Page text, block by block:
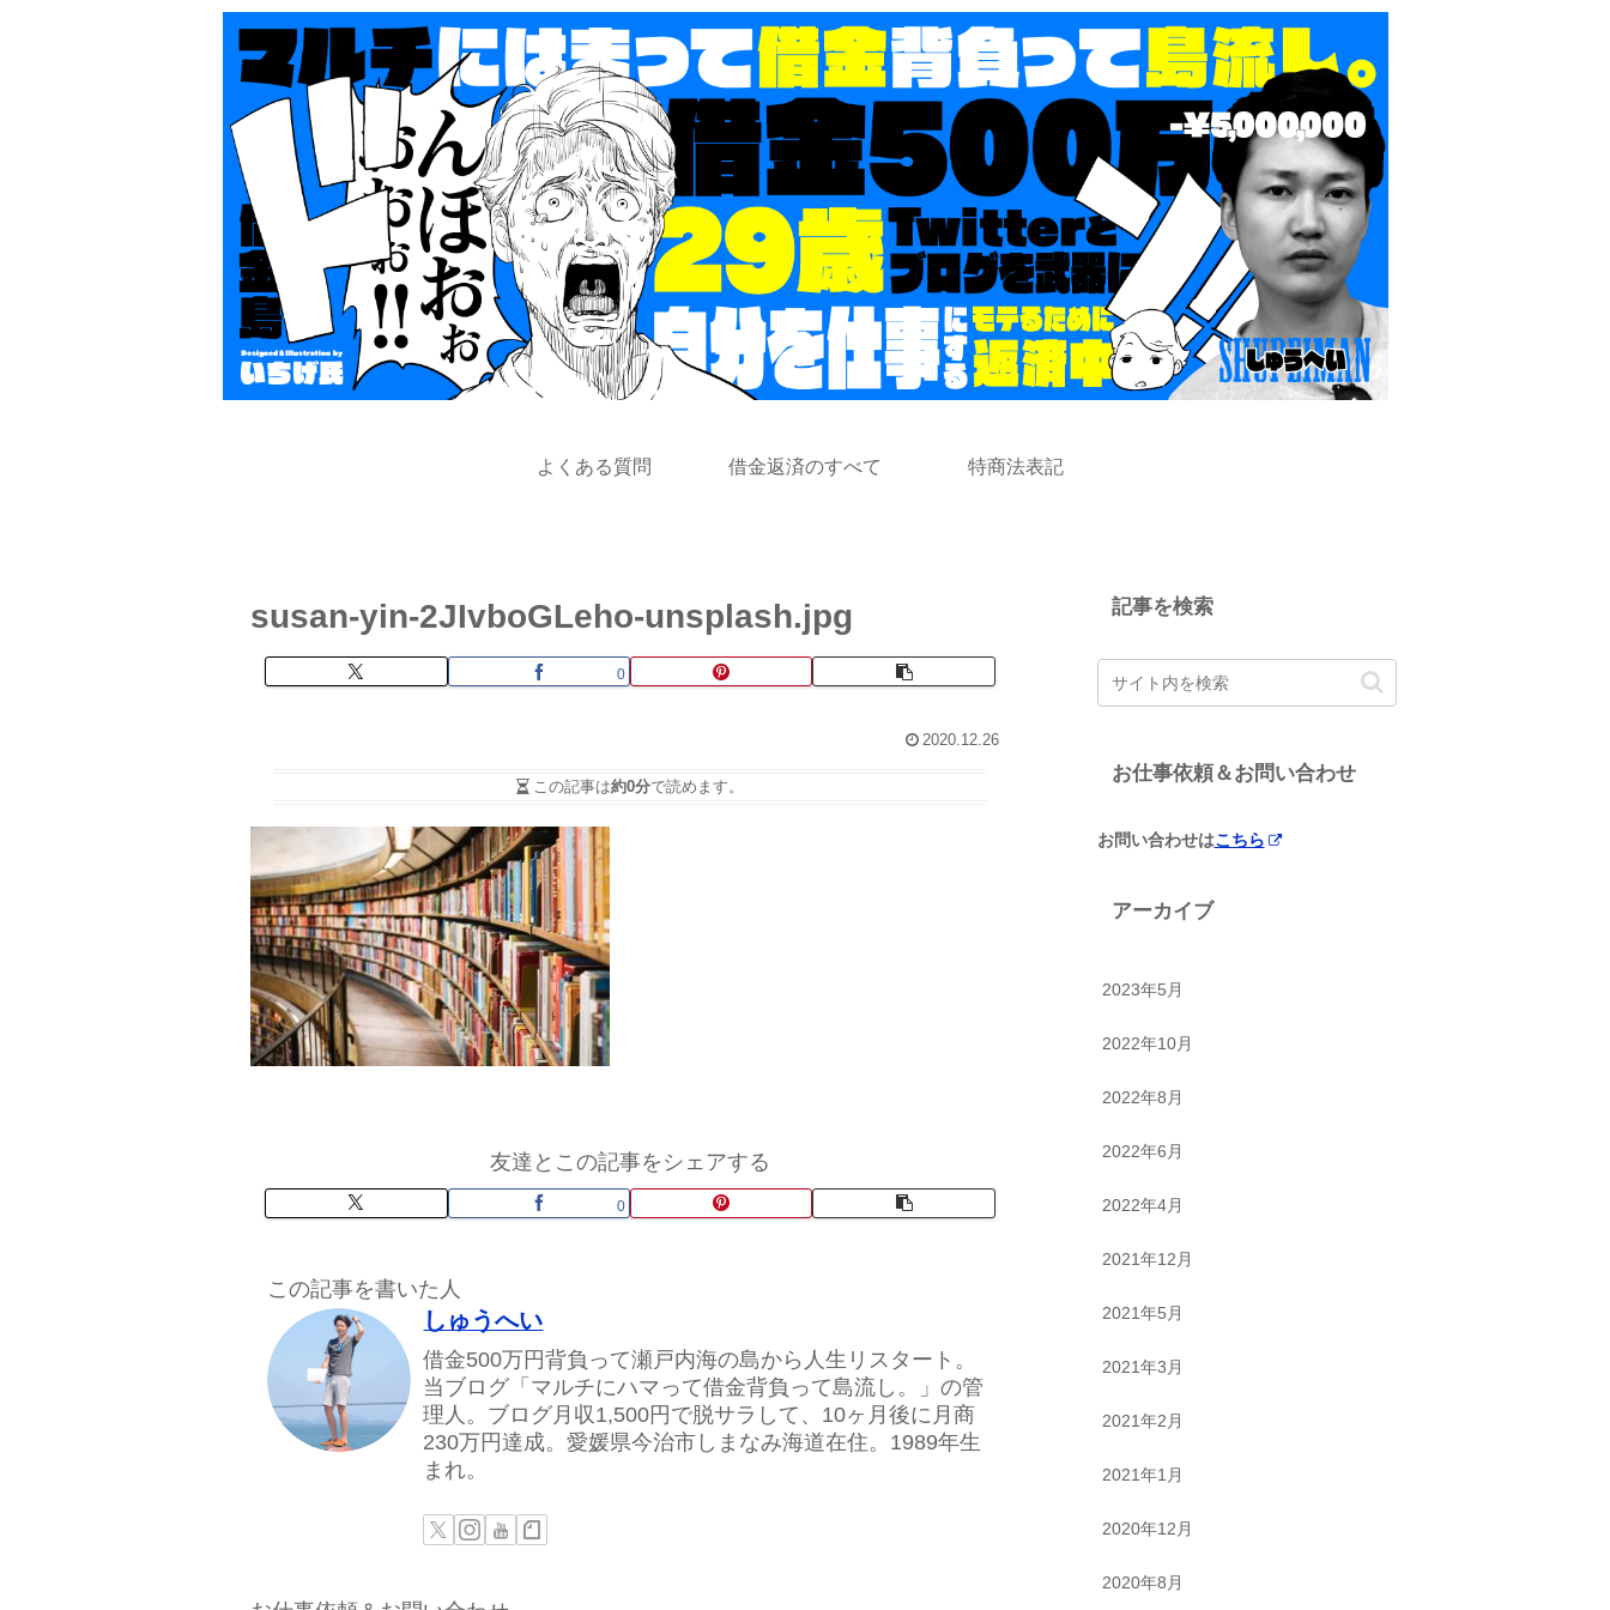
よくある質問 借金返済のすべて 特商法表記
susan-yin-2JIvboGLeho-unsplash.jpg
0
2020.12.26
この記事は約0分で読めます。
友達とこの記事をシェアする
0
この記事を書いた人
しゅうへい
借金500万円背負って瀬戸内海の島から人生リスタート。
当ブログ「マルチにハマって借金背負って島流し。」の管
理人。ブログ月収1,500円で脱サラして、10ヶ月後に月商
230万円達成。愛媛県今治市しまなみ海道在住。1989年生
まれ。
記事を検索
お仕事依頼＆お問い合わせ
お問い合わせはこちら
アーカイブ
2023年5月
2022年10月
2022年8月
2022年6月
2022年4月
2021年12月
2021年5月
2021年3月
2021年2月
2021年1月
2020年12月
2020年8月